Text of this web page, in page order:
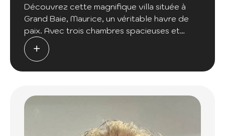
Découvrez cette magnifique villa située à
Grand Baie, Maurice, un véritable havre de
paix. Avec trois chambres spacieuses et
quatre pièces fonctionnelles, elle est idéale
pour les familles en quête de confort et
naturelle.
Le design moderne et le mobilier raffiné